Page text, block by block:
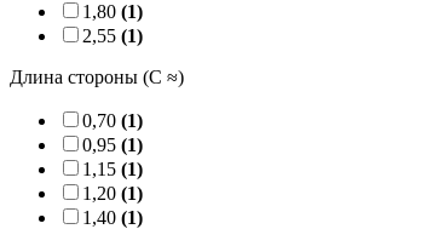
1,80 (1)
2,55 (1)
Длина стороны (C ≈)
0,70 (1)
0,95 (1)
1,15 (1)
1,20 (1)
1,40 (1)